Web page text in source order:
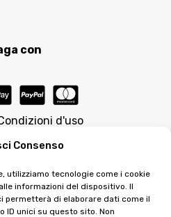
Consenso
utilizziamo tecnologie come i cookie
informazioni del dispositivo. Il
permetterà di elaborare dati come il
ID unici su questo sito. Non
con
d'uso